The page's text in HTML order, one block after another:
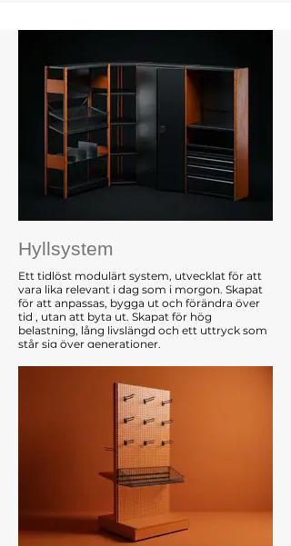
Hyllsystem
Ett tidlöst modulärt system, utvecklat för att
vara lika relevant i dag som i morgon. Skapat
för att anpassas, bygga ut och förändra över
tid , utan att byta ut. Skapat för hög
belastning, lång livslängd och ett uttryck som
står sig över generationer.